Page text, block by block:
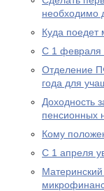
необходимо
Куда поедет
С 1 февраля
Отделение
года для
Доходность
пенсионных
Кому
С 1 апреля